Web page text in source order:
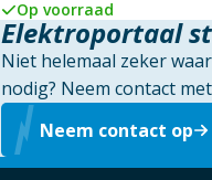
Op voorraad
Elektroportaal
Niet helemaal zeker
nodig? Neem contact
Neem contact op